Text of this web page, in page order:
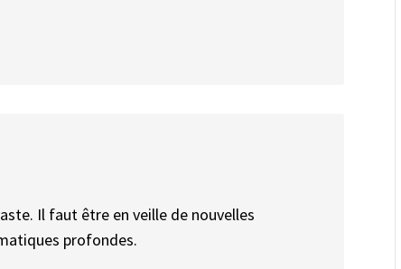
Il faut être en veille de nouvelles
profondes.